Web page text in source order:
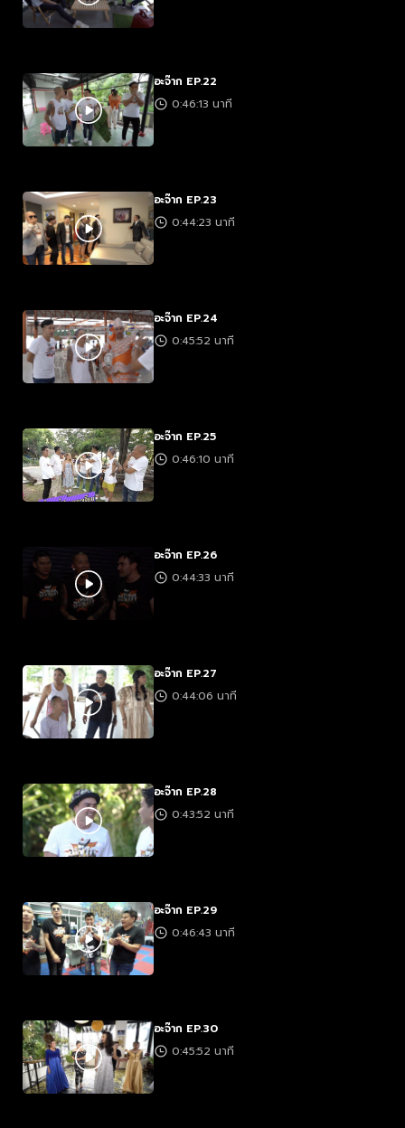
อะจ๊าก EP.22
0:46:13 นาที
อะจ๊าก EP.23
0:44:23 นาที
อะจ๊าก EP.24
0:45:52 นาที
อะจ๊าก EP.25
0:46:10 นาที
อะจ๊าก EP.26
0:44:33 นาที
อะจ๊าก EP.27
0:44:06 นาที
อะจ๊าก EP.28
0:43:52 นาที
อะจ๊าก EP.29
0:46:43 นาที
อะจ๊าก EP.30
0:45:52 นาที